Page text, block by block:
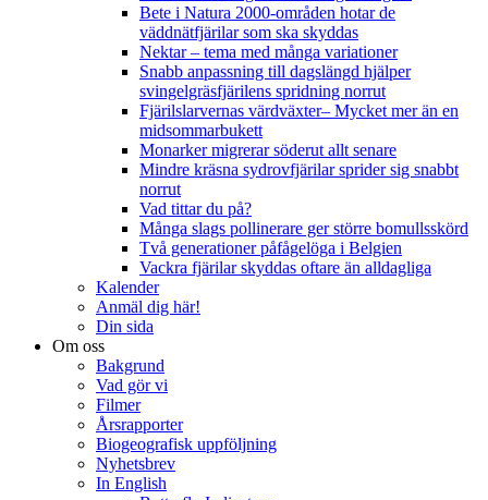
Bete i Natura 2000-områden hotar de
väddnätfjärilar som ska skyddas
Nektar – tema med många variationer
Snabb anpassning till dagslängd hjälper
svingelgräsfjärilens spridning norrut
Fjärilslarvernas värdväxter– Mycket mer än en
midsommarbukett
Monarker migrerar söderut allt senare
Mindre kräsna sydrovfjärilar sprider sig snabbt
norrut
Vad tittar du på?
Många slags pollinerare ger större bomullsskörd
Två generationer påfågelöga i Belgien
Vackra fjärilar skyddas oftare än alldagliga
Kalender
Anmäl dig här!
Din sida
Om oss
Bakgrund
Vad gör vi
Filmer
Årsrapporter
Biogeografisk uppföljning
Nyhetsbrev
In English